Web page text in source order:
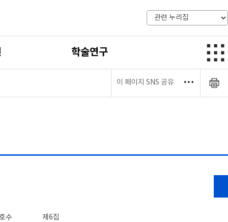
학술연구
이 페이지 SNS 공유
수 제6집